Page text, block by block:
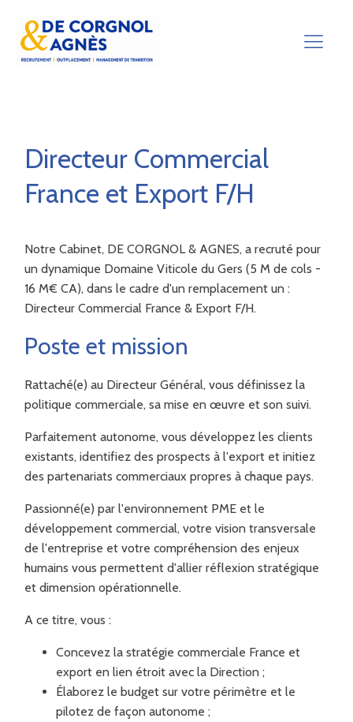
Directeur Commercial
France et Export F/H
Notre Cabinet, DE CORGNOL & AGNES, a recruté pour
un dynamique Domaine Viticole du Gers (5 M de cols -
16 M€ CA), dans le cadre d'un remplacement un :
Directeur Commercial France & Export F/H.
Poste et mission
Rattaché(e) au Directeur Général, vous définissez la
politique commerciale, sa mise en œuvre et son suivi.
Parfaitement autonome, vous développez les clients
existants, identifiez des prospects à l'export et initiez
des partenariats commerciaux propres à chaque pays.
Passionné(e) par l'environnement PME et le
développement commercial, votre vision transversale
de l'entreprise et votre compréhension des enjeux
humains vous permettent d'allier réflexion stratégique
et dimension opérationnelle.
A ce titre, vous :
Concevez la stratégie commerciale France et
export en lien étroit avec la Direction ;
Élaborez le budget sur votre périmètre et le
pilotez de façon autonome ;